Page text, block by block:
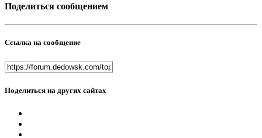
Поделиться сообщением
Ссылка на сообщение
Поделиться на других сайтах